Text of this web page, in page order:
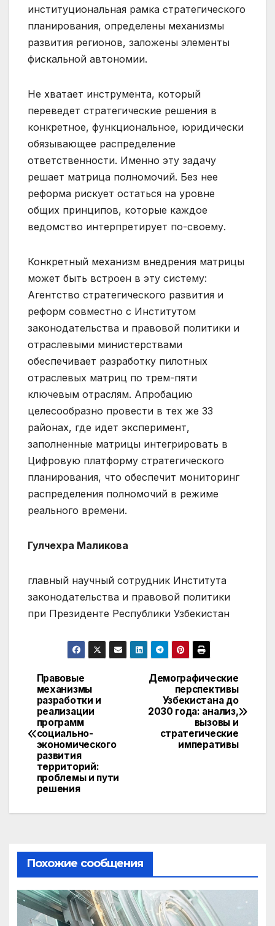
институциональная рамка стратегического
планирования, определены механизмы
развития регионов, заложены элементы
фискальной автономии.
Не хватает инструмента, который
переведет стратегические решения в
конкретное, функциональное, юридически
обязывающее распределение
ответственности. Именно эту задачу
решает матрица полномочий. Без нее
реформа рискует остаться на уровне
общих принципов, которые каждое
ведомство интерпретирует по-своему.
Конкретный механизм внедрения матрицы
может быть встроен в эту систему:
Агентство стратегического развития и
реформ совместно с Институтом
законодательства и правовой политики и
отраслевыми министерствами
обеспечивает разработку пилотных
отраслевых матриц по трем-пяти
ключевым отраслям. Апробацию
целесообразно провести в тех же 33
районах, где идет эксперимент,
заполненные матрицы интегрировать в
Цифровую платформу стратегического
планирования, что обеспечит мониторинг
распределения полномочий в режиме
реального времени.
Гулчехра Маликова
главный научный сотрудник Института
законодательства и правовой политики
при Президенте Республики Узбекистан
Навигация
по
записям
Демографические
перспективы
Узбекистана до
2030 года: анализ,
вызовы и
стратегические
императивы
Правовые
механизмы
разработки и
реализации
программ
социально-
экономического
развития
территорий:
проблемы и пути
решения
Похожие сообщения